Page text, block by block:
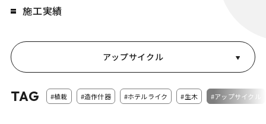
施工実績
アップサイクル
TAG #植栽 #造作什器 #ホテルライク #生木 #アップサイクル